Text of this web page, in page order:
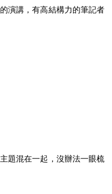
演講，有高結構力的筆記者
題混在一起，沒辦法一眼梳